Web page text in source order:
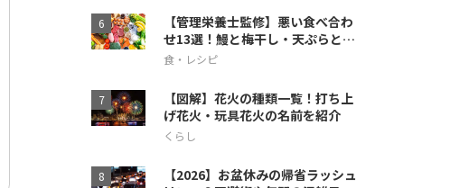
【管理栄養士監修】悪い食べ合わ
せ13選！鰻と梅干し・天ぷらとス
イカの相性も
食・レシピ
【図解】花火の種類一覧！打ち上
げ花火・玩具花火の名前を紹介
くらし
【2026】お盆休みの帰省ラッシュ